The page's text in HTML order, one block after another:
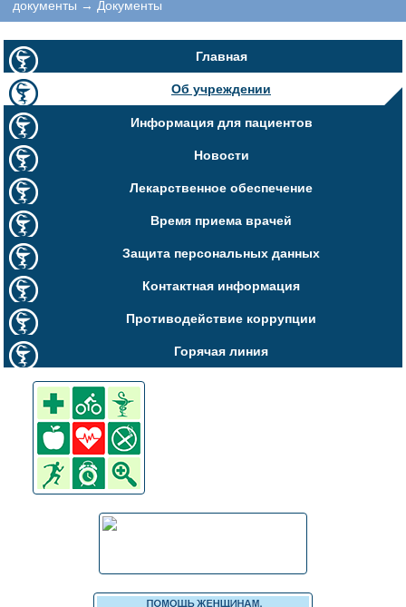
документы → Документы
Главная
Об учреждении
Информация для пациентов
Новости
Лекарственное обеспечение
Время приема врачей
Защита персональных данных
Контактная информация
Противодействие коррупции
Горячая линия